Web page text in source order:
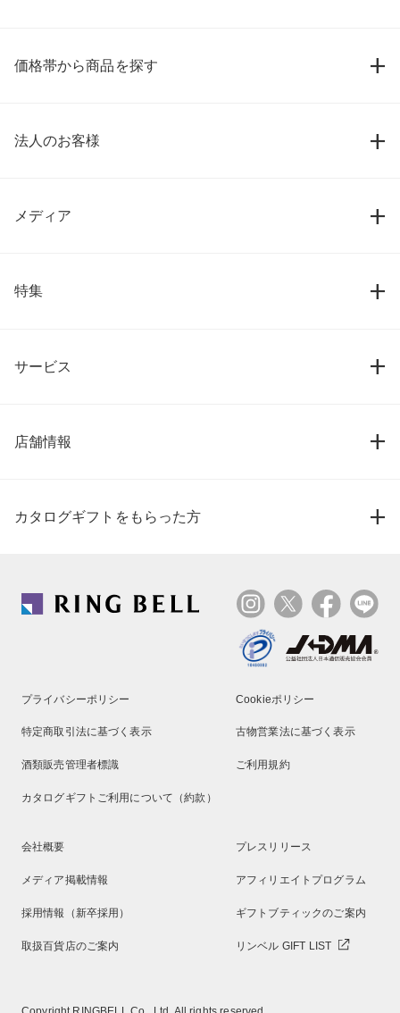
価格帯から商品を探す
法人のお客様
メディア
特集
サービス
店舗情報
カタログギフトをもらった方
プライバシーポリシー Cookieポリシー
特定商取引法に基づく表示 古物営業法に基づく表示
酒類販売管理者標識 ご利用規約
カタログギフトご利用について（約款）
会社概要 プレスリリース
メディア掲載情報 アフィリエイトプログラム
採用情報（新卒採用） ギフトブティックのご案内
取扱百貨店のご案内 リンベル GIFT LIST